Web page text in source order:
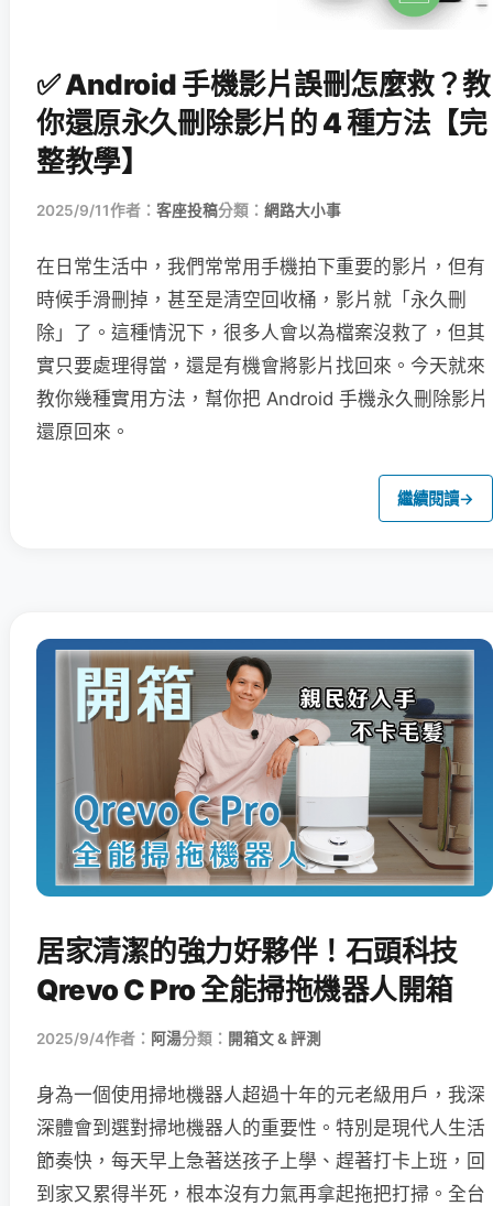
✅ Android 手機影片誤刪怎麼救？教
你還原永久刪除影片的 4 種方法【完
整教學】
2025/9/11作者： 客座投稿分類： 網路大小事
在日常生活中，我們常常用手機拍下重要的影片，但有
時候手滑刪掉，甚至是清空回收桶，影片就「永久刪
除」了。這種情況下，很多人會以為檔案沒救了，但其
實只要處理得當，還是有機會將影片找回來。今天就來
教你幾種實用方法，幫你把 Android 手機永久刪除影片
還原回來。
繼續閱讀→
居家清潔的強力好夥伴！石頭科技
Qrevo C Pro 全能掃拖機器人開箱
2025/9/4作者： 阿湯分類： 開箱文 & 評測
身為一個使用掃地機器人超過十年的元老級用戶，我深
深體會到選對掃地機器人的重要性。特別是現代人生活
節奏快，每天早上急著送孩子上學、趕著打卡上班，回
到家又累得半死，根本沒有力氣再拿起拖把打掃。全台